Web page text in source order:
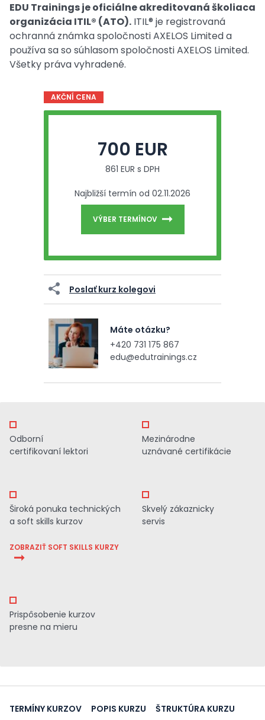
EDU Trainings je oficiálne akreditovaná školiaca
organizácia ITIL® (ATO). ITIL® je registrovaná
ochranná známka spoločnosti AXELOS Limited a
používa sa so súhlasom spoločnosti AXELOS Limited.
Všetky práva vyhradené.
AKČNÍ CENA
700 EUR
861 EUR s DPH
Najbližší termín od 02.11.2026
VÝBER TERMÍNOV
Poslať kurz kolegovi
Máte otázku?
+420 731 175 867
edu@edutrainings.cz
Odborní
certifikovaní lektori
Mezinárodne
uznávané certifikácie
Široká ponuka technických
a soft skills kurzov
ZOBRAZIŤ SOFT SKILLS KURZY
Skvelý zákaznicky
servis
Prispôsobenie kurzov
presne na mieru
TERMÍNY KURZOV POPIS KURZU ŠTRUKTÚRA KURZU